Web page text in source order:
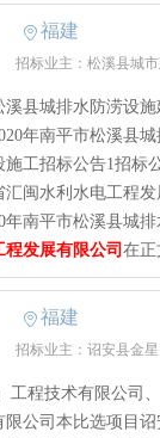
福建
招标业主：松溪县城
溪县城排水防涝设
年南平市松溪县
施工招标公告1招标
汇闽水利水电工程
年南平市松溪县城
发展有限公司 在正
福建
招标业主：诏安县金
工程技术有限公司
公司本比选项目